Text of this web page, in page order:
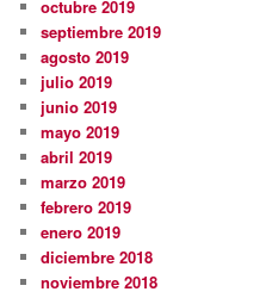
octubre 2019
septiembre 2019
agosto 2019
julio 2019
junio 2019
mayo 2019
abril 2019
marzo 2019
febrero 2019
enero 2019
diciembre 2018
noviembre 2018